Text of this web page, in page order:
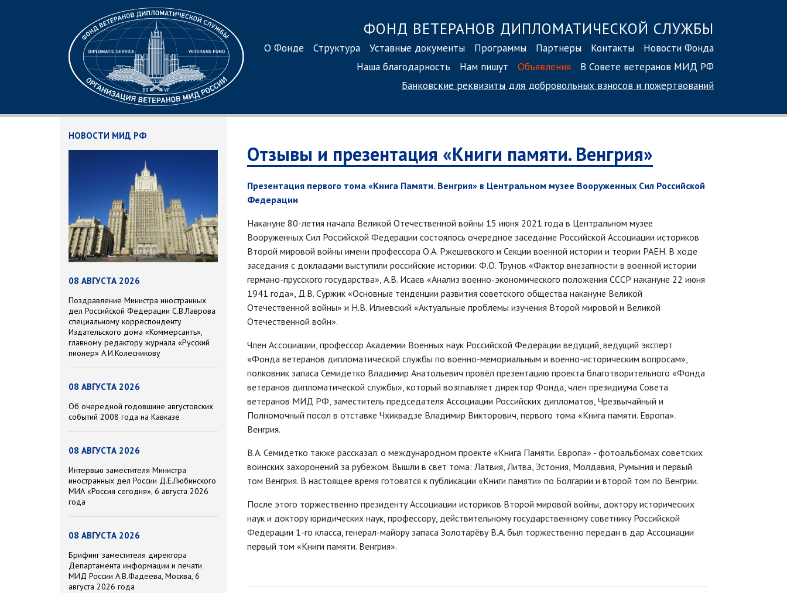
ФОНД ВЕТЕРАНОВ ДИПЛОМАТИЧЕСКОЙ СЛУЖБЫ
О Фонде Структура Уставные документы Программы Партнеры Контакты
Новости Фонда
Наша благодарность
Нам пишут Объявления
В Совете ветеранов МИД РФ
Банковские реквизиты для добровольных взносов и пожертвований
НОВОСТИ МИД РФ
08 АВГУСТА 2026
Поздравление Министра иностранных
дел Российской Федерации С.В.Лаврова
специальному корреспонденту
Издательского дома «Коммерсантъ»,
главному редактору журнала «Русский
пионер» А.И.Колесникову
08 АВГУСТА 2026
Об очередной годовщине августовских
событий 2008 года на Кавказе
08 АВГУСТА 2026
Интервью заместителя Министра
иностранных дел России Д.Е.Любинского
МИА «Россия сегодня», 6 августа 2026
года
08 АВГУСТА 2026
Брифинг заместителя директора
Департамента информации и печати
МИД России А.В.Фадеева, Москва, 6
августа 2026 года
Отзывы и презентация «Книги памяти. Венгрия»
Презентация первого тома «Книга Памяти. Венгрия» в Центральном музее Вооруженных Сил Российской
Федерации
Накануне 80-летия начала Великой Отечественной войны 15 июня 2021 года в Центральном музее
Вооруженных Сил Российской Федерации состоялось очередное заседание Российской Ассоциации историков
Второй мировой войны имени профессора О.А. Ржешевского и Секции военной истории и теории РАЕН. В ходе
заседания с докладами выступили российские историки: Ф.О. Трунов «Фактор внезапности в военной истории
германо-прусского государства», А.В. Исаев «Анализ военно-экономического положения СССР накануне 22 июня
1941 года», Д.В. Суржик «Основные тенденции развития советского общества накануне Великой
Отечественной войны» и Н.В. Илиевский «Актуальные проблемы изучения Второй мировой и Великой
Отечественной войн».
Член Ассоциации, профессор Академии Военных наук Российской Федерации ведущий, ведущий эксперт
«Фонда ветеранов дипломатической службы по военно-мемориальным и военно-историческим вопросам»,
полковник запаса Семидетко Владимир Анатольевич провёл презентацию проекта благотворительного «Фонда
ветеранов дипломатической службы», который возглавляет директор Фонда, член президиума Совета
ветеранов МИД РФ, заместитель председателя Ассоциации Российских дипломатов, Чрезвычайный и
Полномочный посол в отставке Чхиквадзе Владимир Викторович, первого тома «Книга памяти. Европа».
Венгрия.
В.А. Семидетко также рассказал. о международном проекте «Книга Памяти. Европа» - фотоальбомах советских
воинских захоронений за рубежом. Вышли в свет тома: Латвия, Литва, Эстония, Молдавия, Румыния и первый
том Венгрия. В настоящее время готовятся к публикации «Книги памяти» по Болгарии и второй том по Венгрии.
После этого торжественно президенту Ассоциации историков Второй мировой войны, доктору исторических
наук и доктору юридических наук, профессору, действительному государственному советнику Российской
Федерации 1-го класса, генерал-майору запаса Золотарёву В.А. был торжественно передан в дар Ассоциации
первый том «Книги памяти. Венгрия».